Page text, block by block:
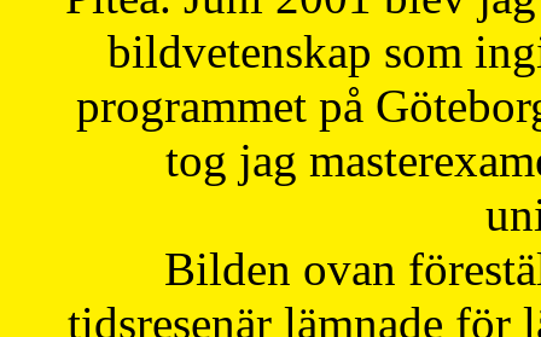
bildvetenskap som
programmet på
tog jag
Bilden ovan
tidsresenär lämnade för